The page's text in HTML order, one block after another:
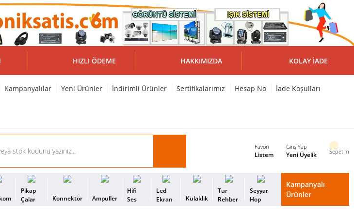
HIZLI ÖDEME HAKKIMIZDA KOLAY İADE
Kampanyalılar Yeni Ürünler İndirimli Ürünler Sertifikalarımız Hesap No İade Koşulları
Favori
Listem
Giriş Yap
Yeni Üyelik Sepetim
Pikap
Çalar
Konnektör Ampuller
Hifi
Ses
Led
Ekran
Kulaklık
Tur
Rehber
Seyyar
Hop
Kampanyalı
Ürünler